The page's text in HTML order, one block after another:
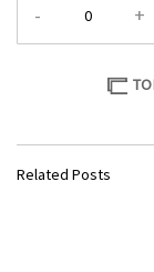
- +
Related Posts